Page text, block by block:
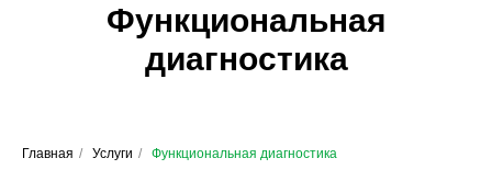
Функциональная
диагностика
Главная / Услуги / Функциональная диагностика